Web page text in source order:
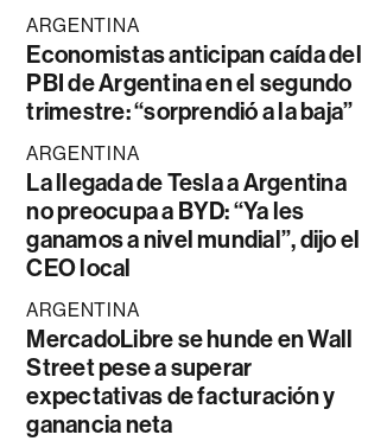
ARGENTINA
Economistas anticipan caída del
PBI de Argentina en el segundo
trimestre: “sorprendió a la baja”
ARGENTINA
La llegada de Tesla a Argentina
no preocupa a BYD: “Ya les
ganamos a nivel mundial”, dijo el
CEO local
ARGENTINA
MercadoLibre se hunde en Wall
Street pese a superar
expectativas de facturación y
ganancia neta